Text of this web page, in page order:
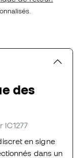
des
IC1277
en signe
dans un